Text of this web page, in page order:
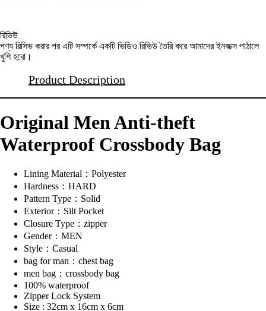
রিভিউ
পণ্য রিসিভ করার পর এটি সম্পর্কে একটি ভিডিও রিভিউ তৈরি করে আমাদের ইনবক্সে পাঠালে
খুশি হবো।
Product Description
Original Men Anti-theft
Waterproof Crossbody Bag
Lining Material：Polyester
Hardness：HARD
Pattern Type：Solid
Exterior：Silt Pocket
Closure Type：zipper
Gender：MEN
Style：Casual
bag for man：chest bag
men bag：crossbody bag
100% waterproof
Zipper Lock System
Size : 32cm x 16cm x 6cm